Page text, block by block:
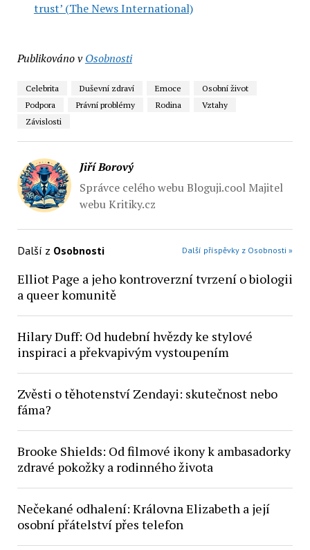
trust’ (The News International)
Publikováno v Osobnosti
Celebrita Duševní zdraví Emoce
Osobní život
Podpora
Právní problémy Rodina
Vztahy
Závislosti
Jiří Borový
Správce celého webu Bloguji.cool Majitel
webu Kritiky.cz
Další z Osobnosti Další příspěvky z Osobnosti »
Elliot Page a jeho kontroverzní tvrzení o biologii
a queer komunitě
Hilary Duff: Od hudební hvězdy ke stylové
inspiraci a překvapivým vystoupením
Zvěsti o těhotenství Zendayi: skutečnost nebo
fáma?
Brooke Shields: Od filmové ikony k ambasadorky
zdravé pokožky a rodinného života
Nečekané odhalení: Královna Elizabeth a její
osobní přátelství přes telefon